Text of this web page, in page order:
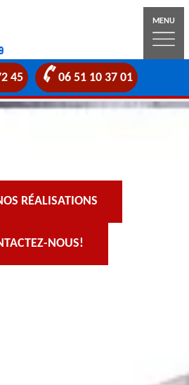
MENU
45 06 51 10 37 01
RÉALISATIONS
NOUS!